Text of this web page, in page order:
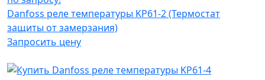
Danfoss реле температуры KP61-2 (Термостат
защиты от замерзания)
Запросить цену